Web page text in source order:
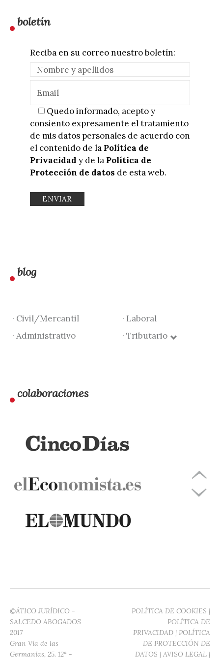
boletín
Reciba en su correo nuestro boletín:
Quedo informado, acepto y
consiento expresamente el tratamiento
de mis datos personales de acuerdo con
el contenido de la Política de
Privacidad y de la Política de
Protección de datos de esta web.
blog
· Civil/Mercantil
· Laboral
· Administrativo
· Tributario
colaboraciones
©ÁTICO JURÍDICO -
SALCEDO ABOGADOS
2017
Gran Vía de las
Germanías, 25. 12ª -
POLÍTICA DE COOKIES |
POLÍTICA DE
PRIVACIDAD | POLÍTICA
DE PROTECCIÓN DE
DATOS | AVISO LEGAL |